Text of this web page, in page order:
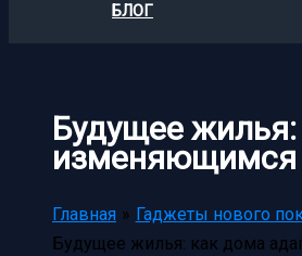
БЛОГ
Будущее
изменяющимся
Главная
Гаджеты нового
Будущее жилья: как дома